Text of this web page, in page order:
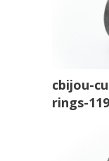
cbijou-
rings-119